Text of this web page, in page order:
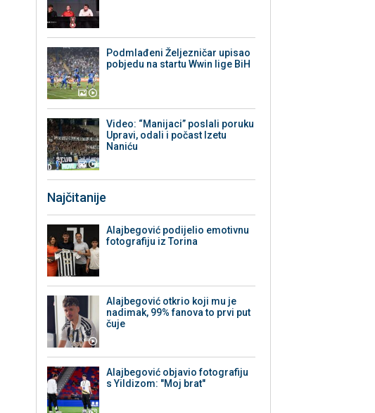
Podmlađeni Željezničar upisao
pobjedu na startu Wwin lige BiH
Video: “Manijaci” poslali poruku
Upravi, odali i počast Izetu
Naniću
Najčitanije
Alajbegović podijelio emotivnu
fotografiju iz Torina
Alajbegović otkrio koji mu je
nadimak, 99% fanova to prvi put
čuje
Alajbegović objavio fotografiju
s Yildizom: "Moj brat"